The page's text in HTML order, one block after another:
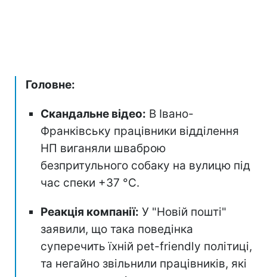
Головне:
Скандальне відео: В Івано-
Франківську працівники відділення
НП виганяли шваброю
безпритульного собаку на вулицю під
час спеки +37 °C.
Реакція компанії: У "Новій пошті"
заявили, що така поведінка
суперечить їхній pet-friendly політиці,
та негайно звільнили працівників, які